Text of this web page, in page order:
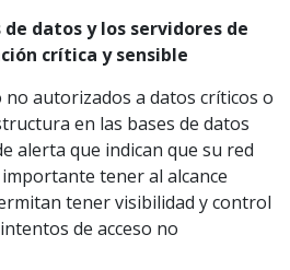
datos y los servidores de
crítica y sensible
no autorizados a datos críticos o
en las bases de datos
alerta que indican que su red
tener al alcance
tener visibilidad y control
de acceso no